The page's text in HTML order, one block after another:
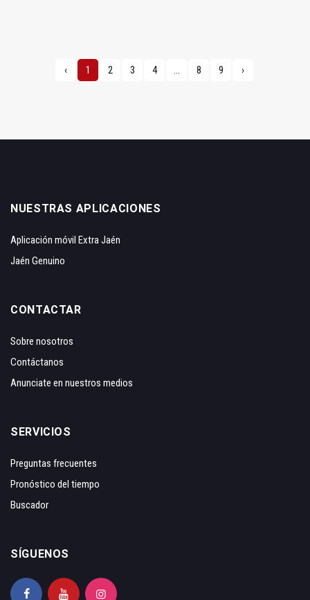
‹ 1 2 3 4 ... 8 9 ›
NUESTRAS APLICACIONES
Aplicación móvil Extra Jaén
Jaén Genuino
CONTACTAR
Sobre nosotros
Contáctanos
Anunciate en nuestros medios
SERVICIOS
Preguntas frecuentes
Pronóstico del tiempo
Buscador
SÍGUENOS